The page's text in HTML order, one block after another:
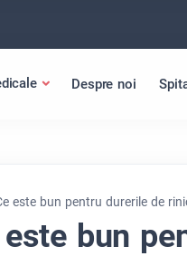
Despre noi
este bun pentru durerile de
bun